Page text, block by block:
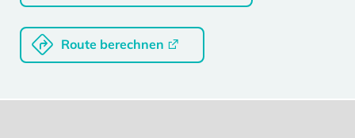
Route berechnen